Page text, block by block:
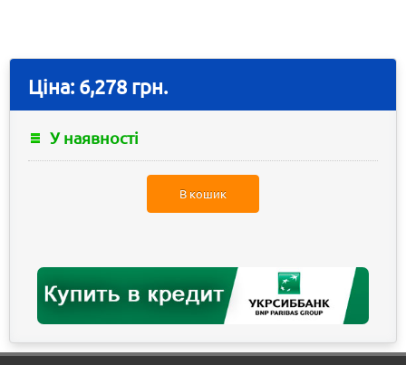
Ціна: 6,278 грн.
У наявності
В кошик